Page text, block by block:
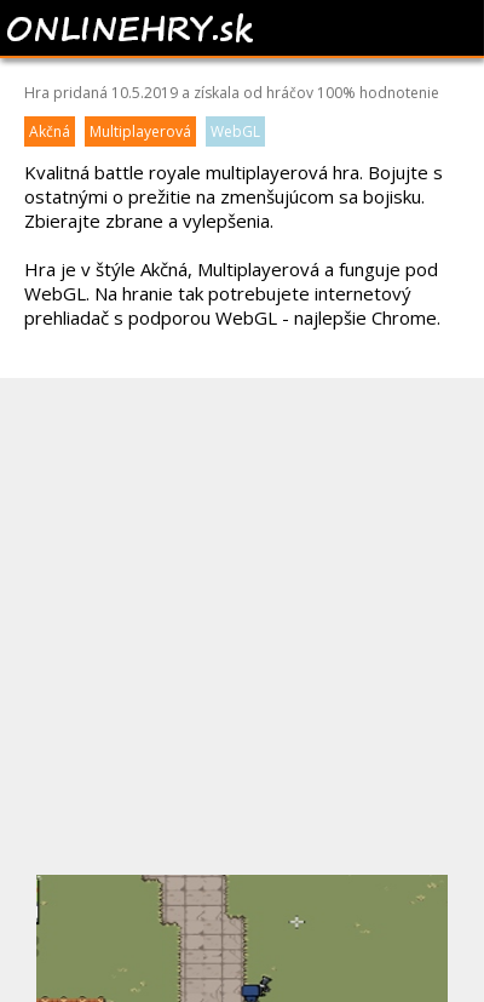
HELMET ROYALE
Hra pridaná 10.5.2019 a získala od hráčov 100% hodnotenie
Akčná
Multiplayerová WebGL
Kvalitná battle royale multiplayerová hra. Bojujte s
ostatnými o prežitie na zmenšujúcom sa bojisku.
Zbierajte zbrane a vylepšenia.
Hra je v štýle Akčná, Multiplayerová a funguje pod
WebGL. Na hranie tak potrebujete internetový
prehliadač s podporou WebGL - najlepšie Chrome.